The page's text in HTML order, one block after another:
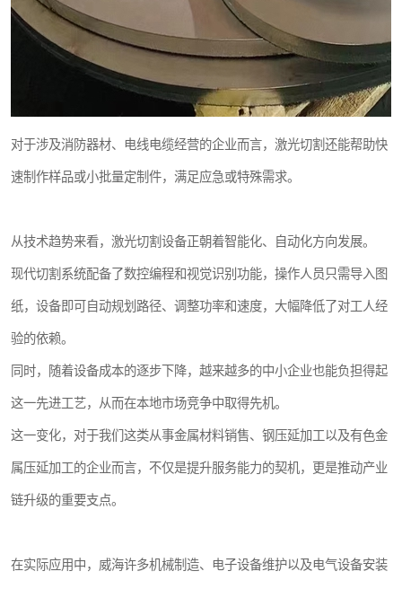
对于涉及消防器材、电线电缆经营的企业而言，激光切割还能帮助快
速制作样品或小批量定制件，满足应急或特殊需求。
从技术趋势来看，激光切割设备正朝着智能化、自动化方向发展。
现代切割系统配备了数控编程和视觉识别功能，操作人员只需导入图
纸，设备即可自动规划路径、调整功率和速度，大幅降低了对工人经
验的依赖。
同时，随着设备成本的逐步下降，越来越多的中小企业也能负担得起
这一先进工艺，从而在本地市场竞争中取得先机。
这一变化，对于我们这类从事金属材料销售、钢压延加工以及有色金
属压延加工的企业而言，不仅是提升服务能力的契机，更是推动产业
链升级的重要支点。
在实际应用中，威海许多机械制造、电子设备维护以及电气设备安装